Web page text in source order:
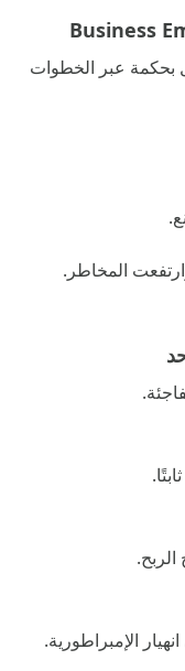
بحكمة عبر الخطوات
المخاطر.
الإمبراطورية.